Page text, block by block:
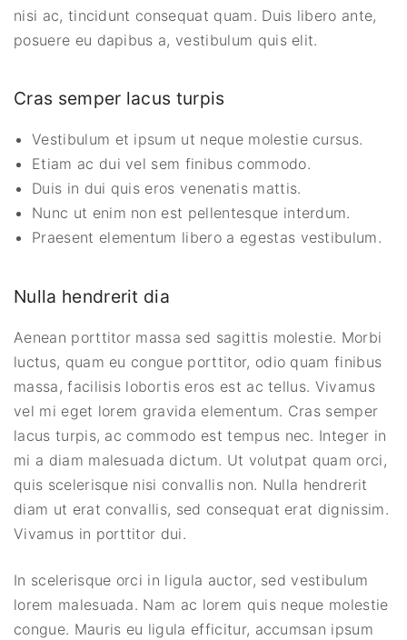
nisi ac, tincidunt consequat quam. Duis libero ante,
posuere eu dapibus a, vestibulum quis elit.
Cras semper lacus turpis
Vestibulum et ipsum ut neque molestie cursus.
Etiam ac dui vel sem finibus commodo.
Duis in dui quis eros venenatis mattis.
Nunc ut enim non est pellentesque interdum.
Praesent elementum libero a egestas vestibulum.
Nulla hendrerit dia
Aenean porttitor massa sed sagittis molestie. Morbi
luctus, quam eu congue porttitor, odio quam finibus
massa, facilisis lobortis eros est ac tellus. Vivamus
vel mi eget lorem gravida elementum. Cras semper
lacus turpis, ac commodo est tempus nec. Integer in
mi a diam malesuada dictum. Ut volutpat quam orci,
quis scelerisque nisi convallis non. Nulla hendrerit
diam ut erat convallis, sed consequat erat dignissim.
Vivamus in porttitor dui.
In scelerisque orci in ligula auctor, sed vestibulum
lorem malesuada. Nam ac lorem quis neque molestie
congue. Mauris eu ligula efficitur, accumsan ipsum